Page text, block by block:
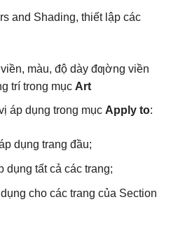
and Shading, thiết lập các
màu, độ dày đƣờng viền
trí trong mục Art
áp dụng trong mục Apply to:
dụng trang đầu;
dụng tất cả các trang;
cho các trang của Section